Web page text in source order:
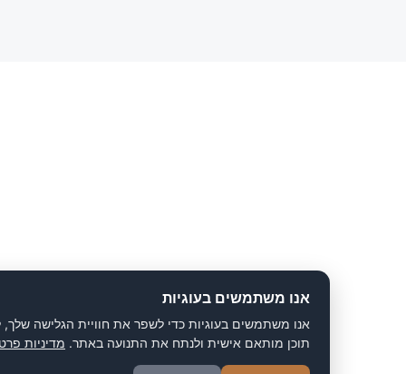
אנו משתמשים בעוגיות
אנו משתמשים בעוגיות כדי לשפר את חוויית הגלישה שלך, להציג
תוכן מותאם אישית ולנתח את התנועה באתר.מדיניות פרטיות